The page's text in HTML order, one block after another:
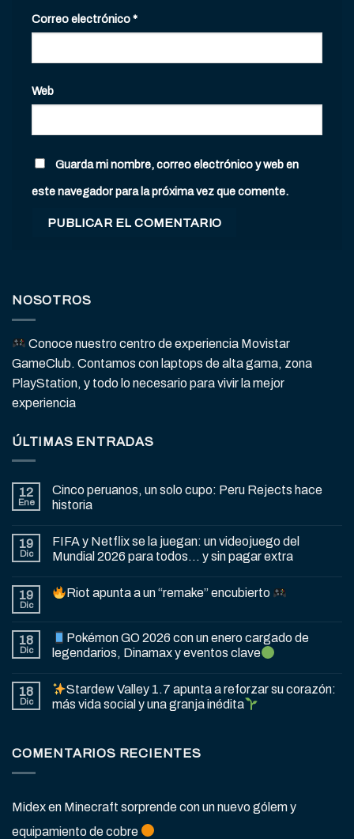
Correo electrónico*
Web
Guarda mi nombre, correo electrónico y web en
este navegador para la próxima vez que comente.
NOSOTROS
Conoce nuestro centro de experiencia Movistar
GameClub. Contamos con laptops de alta gama, zona
PlayStation, y todo lo necesario para vivir la mejor
experiencia
ÚLTIMAS ENTRADAS
12
Ene
Cinco peruanos, un solo cupo: Peru Rejects hace
historia
19
Dic
FIFA y Netflix se la juegan: un videojuego del
Mundial 2026 para todos… y sin pagar extra
19
Dic
Riot apunta a un “remake” encubierto
18
Dic
Pokémon GO 2026 con un enero cargado de
legendarios, Dinamax y eventos clave
18
Dic
Stardew Valley 1.7 apunta a reforzar su corazón:
más vida social y una granja inédita
COMENTARIOS RECIENTES
Midexen Minecraft sorprende con un nuevo gólem y
equipamiento de cobre